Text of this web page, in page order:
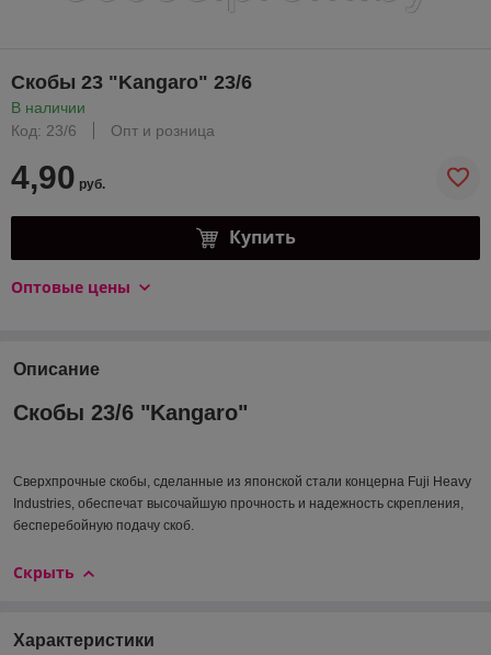
Скобы 23 "Kangaro" 23/6
В наличии
Код: 23/6
Опт и розница
4,90 руб.
Купить
Оптовые цены
Описание
Скобы 23/6 "Kangaro"
Сверхпрочные скобы, сделанные из японской стали концерна Fuji Heavy
Industries, обеспечат высочайшую прочность и надежность скрепления,
бесперебойную подачу скоб.
Скрыть
Характеристики